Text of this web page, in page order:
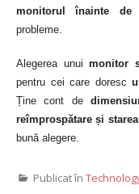
monitorul înainte de
probleme.
Alegerea unui monitor
pentru cei care doresc
Ține cont de
reîmprospătare și
bună alegere.
Publicat în